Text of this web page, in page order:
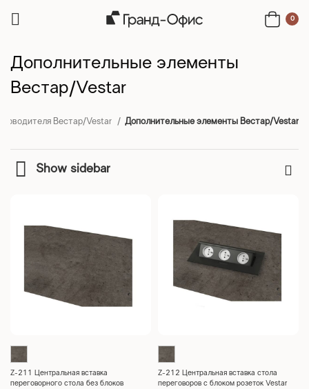
0
Дополнительные элементы
Вестар/Vestar
Вестар/Vestar Дополнительные элементы Вестар/Vestar
Show sidebar
Z-211 Центральная вставка
переговорного стола без блоков
Z-212 Центральная вставка стола
переговоров с блоком розеток Vestar